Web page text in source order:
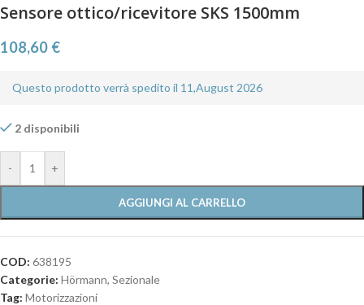
Sensore ottico/ricevitore SKS 1500mm
108,60 €
Questo prodotto verrà spedito il 11,August 2026
2 disponibili
- +
AGGIUNGI AL CARRELLO
COD: 638195
Categorie: Hörmann, Sezionale
Tag: Motorizzazioni